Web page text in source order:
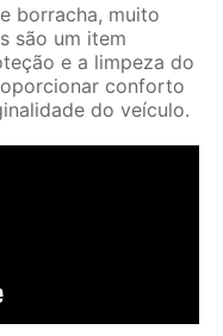
borracha, muito
são um item
e a limpeza do
conforto
do veículo.